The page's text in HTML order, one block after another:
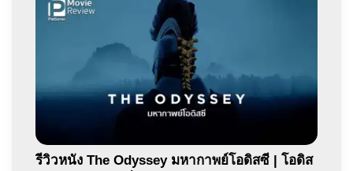
รีวิวหนัง The Odyssey มหากาพย์โอดิสซี | โอดิส